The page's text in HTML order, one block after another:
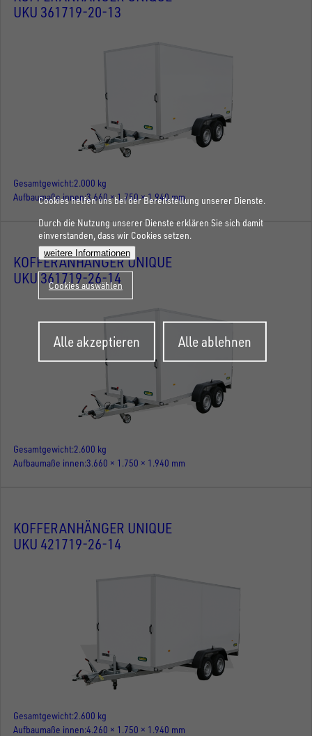
UKU 361719-20-13
Gesamtgewicht2.000 kg
Aufbaumaße innen3.660 × 1.750 × 1.940 mm
KOFFERANHÄNGER UNIQUE
UKU 361719-26-14
Gesamtgewicht2.600 kg
Aufbaumaße innen 3.660 × 1.750 × 1.940 mm
KOFFERANHÄNGER UNIQUE
UKU 421719-26-14
Gesamtgewicht 2.600 kg
Aufbaumaße innen 4.260 × 1.750 × 1.940 mm
Cookies helfen uns bei der Bereitstellung unserer Dienste.
Durch die Nutzung unserer Dienste erklären Sie sich damit
einverstanden, dass wir Cookies setzen.
weitere Informationen
Cookies auswählen
Alle akzeptieren
zurückziehen
Alle ablehnen